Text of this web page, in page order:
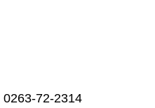
0263-72-2314